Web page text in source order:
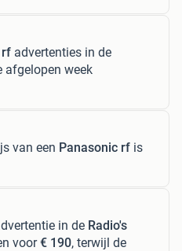
rf advertenties in de
afgelopen week
van een Panasonic rf is
in de Radio's
voor€ 190, terwijl de